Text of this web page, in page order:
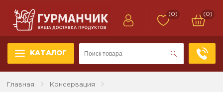
КАТАЛОГ
(0) (0)
Главная Консервация